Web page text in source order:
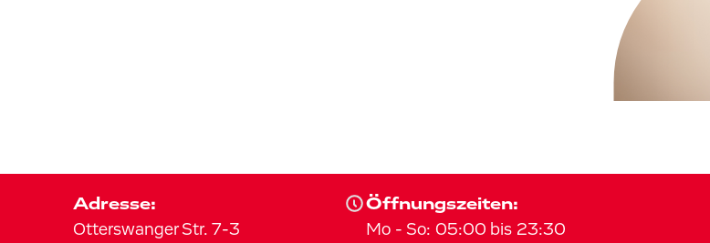
Adresse:
Otterswanger Str. 7-3
Öffnungszeiten:
Mo - So: 05:00 bis 23:30